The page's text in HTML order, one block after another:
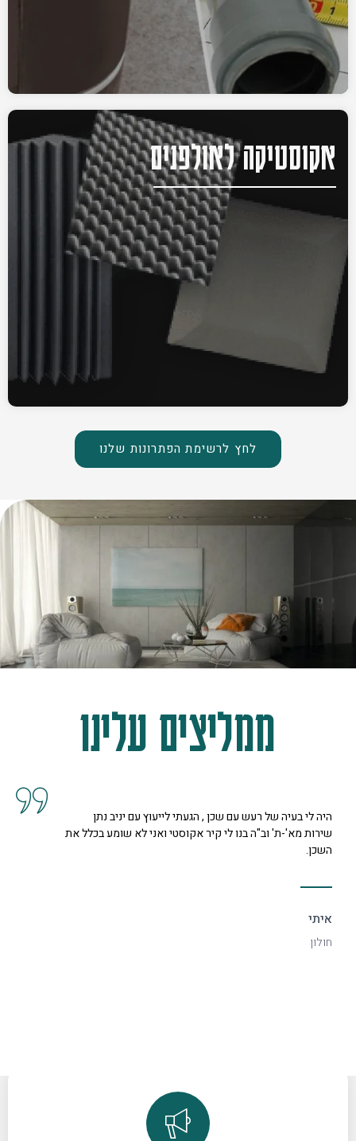
אקוסטיקה לאולפנים
לחץ לרשימת הפתרונות שלנו
ממליצים עלינו
שכן , הגעתי לייעוץ עם יניב נתן
לי קיר אקוסטי ואני לא שומע בכלל את
קיבלנו שרות מצוין,
נחמדה מאוד בשם קרן